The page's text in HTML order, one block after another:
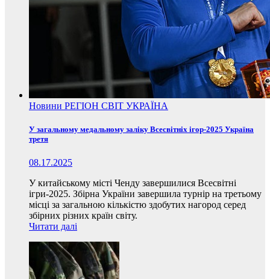
Новини РЕГІОН СВІТ УКРАЇНА
У загальному медальному заліку Всесвітніх ігор-2025 Україна
третя
08.17.2025
У китайському місті Ченду завершилися Всесвітні
ігри-2025. Збірна України завершила турнір на третьому
місці за загальною кількістю здобутих нагород серед
збірних різних країн світу.
Читати далі